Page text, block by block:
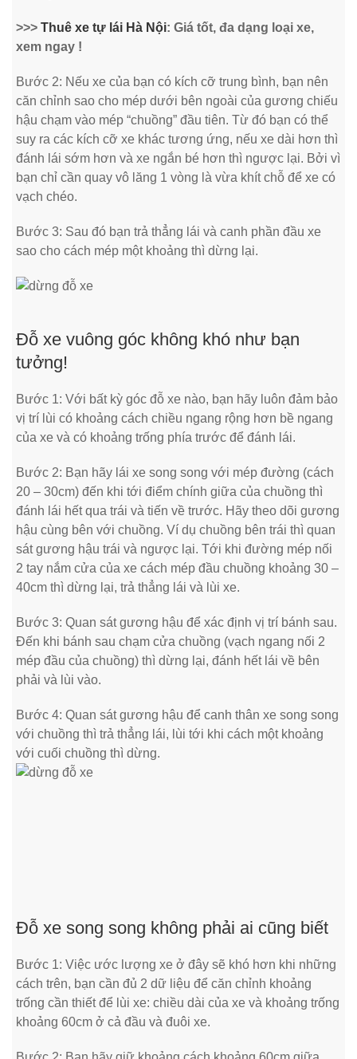
>>> Thuê xe tự lái Hà Nội: Giá tốt, đa dạng loại xe,
xem ngay !
Bước 2: Nếu xe của bạn có kích cỡ trung bình, bạn nên
căn chỉnh sao cho mép dưới bên ngoài của gương chiếu
hậu chạm vào mép “chuồng” đầu tiên. Từ đó bạn có thể
suy ra các kích cỡ xe khác tương ứng, nếu xe dài hơn thì
đánh lái sớm hơn và xe ngắn bé hơn thì ngược lại. Bởi vì
bạn chỉ cần quay vô lăng 1 vòng là vừa khít chỗ để xe có
vạch chéo.
Bước 3: Sau đó bạn trả thẳng lái và canh phần đầu xe
sao cho cách mép một khoảng thì dừng lại.
Đỗ xe vuông góc không khó như bạn
tưởng!
Bước 1: Với bất kỳ góc đỗ xe nào, bạn hãy luôn đảm bảo
vị trí lùi có khoảng cách chiều ngang rộng hơn bề ngang
của xe và có khoảng trống phía trước để đánh lái.
Bước 2: Bạn hãy lái xe song song với mép đường (cách
20 – 30cm) đến khi tới điểm chính giữa của chuồng thì
đánh lái hết qua trái và tiến về trước. Hãy theo dõi gương
hậu cùng bên với chuồng. Ví dụ chuồng bên trái thì quan
sát gương hậu trái và ngược lại. Tới khi đường mép nối
2 tay nắm cửa của xe cách mép đầu chuồng khoảng 30 –
40cm thì dừng lại, trả thẳng lái và lùi xe.
Bước 3: Quan sát gương hậu để xác định vị trí bánh sau.
Đến khi bánh sau chạm cửa chuồng (vạch ngang nối 2
mép đầu của chuồng) thì dừng lại, đánh hết lái về bên
phải và lùi vào.
Bước 4: Quan sát gương hậu để canh thân xe song song
với chuồng thì trả thẳng lái, lùi tới khi cách một khoảng
với cuối chuồng thì dừng.
Đỗ xe song song không phải ai cũng biết
Bước 1: Việc ước lượng xe ở đây sẽ khó hơn khi những
cách trên, bạn cần đủ 2 dữ liệu để căn chỉnh khoảng
trống cần thiết để lùi xe: chiều dài của xe và khoảng trống
khoảng 60cm ở cả đầu và đuôi xe.